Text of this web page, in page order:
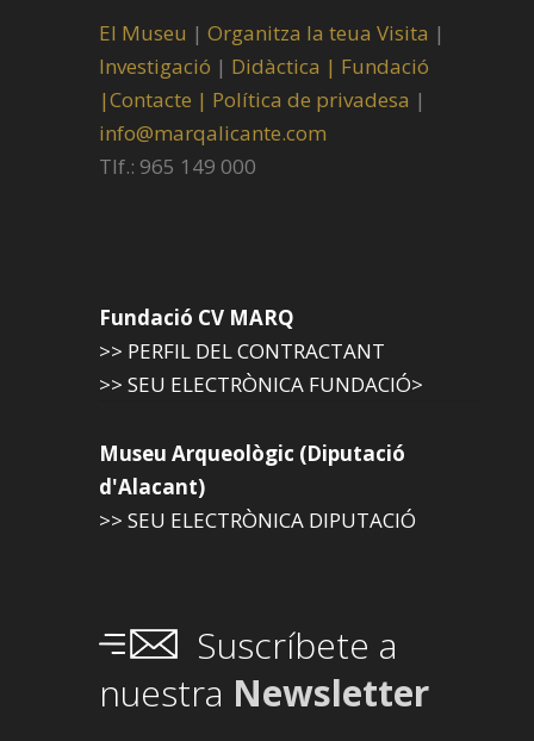
El Museu | Organitza la teua Visita |
Investigació | Didàctica | Fundació
|Contacte | Política de privadesa |
info@marqalicante.com
Tlf.: 965 149 000
Fundació CV MARQ
>> PERFIL DEL CONTRACTANT
>> SEU ELECTRÒNICA FUNDACIÓ>
Museu Arqueològic (Diputació
d'Alacant)
>> SEU ELECTRÒNICA DIPUTACIÓ
Suscríbete a
nuestra Newsletter